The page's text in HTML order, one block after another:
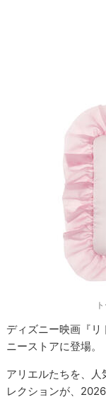
ディズニー映画『
ニーストアに登場。
アリエルたちを、
レクションが、